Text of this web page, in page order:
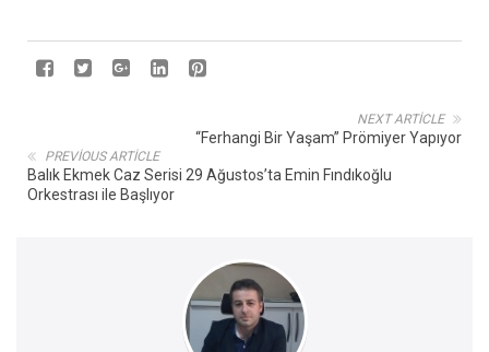
NEXT ARTICLE
“Ferhangi Bir Yaşam” Prömiyer Yapıyor
PREVIOUS ARTICLE
Balık Ekmek Caz Serisi 29 Ağustos’ta Emin Fındıkoğlu
Orkestrası ile Başlıyor